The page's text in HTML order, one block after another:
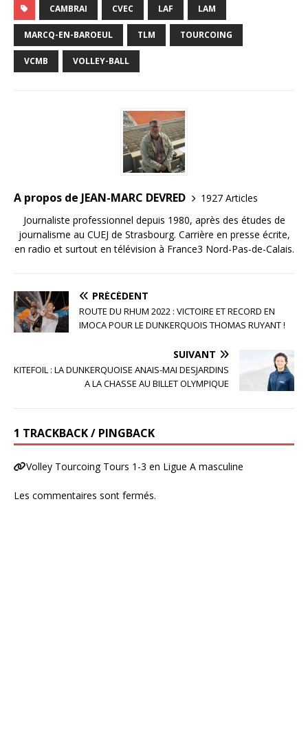
c
e
b
it
te
r
ai
l
k
e
dI
ta
g
CAMBRAI CVEC LAF LAM
MARCQ-EN-BAROEUL TLM TOURCOING
VCMB VOLLEY-BALL
A propos de JEAN-MARC DEVRED
1927 Articles
Journaliste professionnel depuis 1980, après des études de
journalisme au CUEJ de Strasbourg. Carrière en presse écrite,
en radio et surtout en télévision à France3 Nord-Pas-de-Calais.
PRÉCÉDENT
ROUTE DU RHUM 2022 : VICTOIRE ET RECORD EN
IMOCA POUR LE DUNKERQUOIS THOMAS RUYANT !
SUIVANT
KITEFOIL : LA DUNKERQUOISE ANAIS-MAI DESJARDINS
A LA CHASSE AU BILLET OLYMPIQUE
1 TRACKBACK / PINGBACK
Volley Tourcoing Tours 1-3 en Ligue A masculine
Les commentaires sont fermés.